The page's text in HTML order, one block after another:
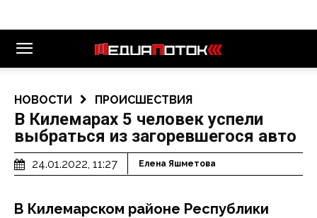
НОВОСТИ ПРОИСШЕСТВИЯ
В Килемарах 5 человек успели
выбраться из загоревшегося авто
24.01.2022, 11:27 Елена Яшметова
В Килемарском районе Республики